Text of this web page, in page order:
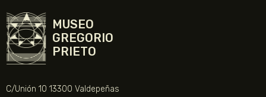
MUSEO
GREGORIO
PRIETO
C/Unión 10 13300 Valdepeñas